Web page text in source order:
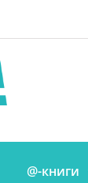
@-книги